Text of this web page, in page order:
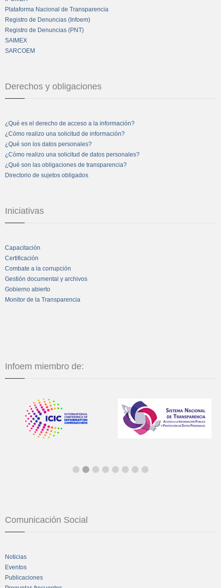
Plataforma Nacional de Transparencia
Registro de Denuncias (Infoem)
Registro de Denuncias (PNT)
SAIMEX
SARCOEM
Derechos y obligaciones
¿Qué es el derecho de acceso a la información?
¿Cómo realizo una solicitud de información?
¿Qué son los datos personales?
¿Cómo realizo una solicitud de datos personales?
¿Qué son las obligaciones de transparencia?
Directorio de sujetos obligados
Iniciativas
Capacitación
Certificación
Combate a la corrupción
Gestión documental y archivos
Gobierno abierto
Monitor de la Transparencia
Infoem miembro de:
Comunicación Social
Noticias
Eventos
Publicaciones